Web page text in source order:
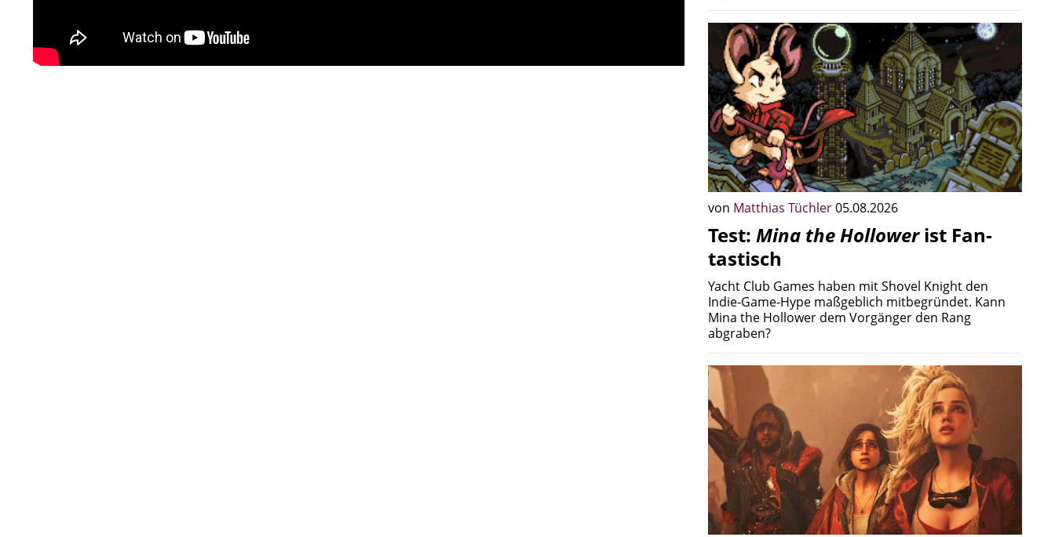
von Matthias Tüchler05.08.2026
Test: Mina the Hollowerist Fan-
tastisch
Yacht Club Games haben mit Shovel Knight den
Indie-Game-Hype maßgeblich mitbegründet. Kann
Mina the Hollower dem Vorgänger den Rang
abgraben?